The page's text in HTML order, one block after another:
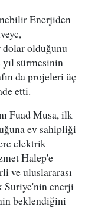
Enerjiden
dolar olduğunu
yıl sürmesinin
da projeleri üç
etti.
Fuad Musa, ilk
ev sahipliği
elektrik
Halep'e
ve uluslararası
Suriye'nin enerji
beklendiğini